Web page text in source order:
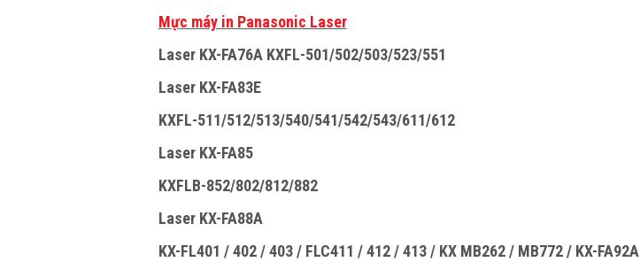
Mực máy in Panasonic Laser
Laser KX-FA76A KXFL-501/502/503/523/551
Laser KX-FA83E
KXFL-511/512/513/540/541/542/543/611/612
Laser KX-FA85
KXFLB-852/802/812/882
Laser KX-FA88A
KX-FL401 / 402 / 403 / FLC411 / 412 / 413 / KX MB262 / MB772 / KX-FA92A